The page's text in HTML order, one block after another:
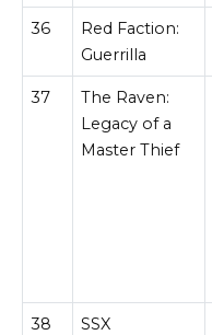
36
Red Faction:
Guerrilla
37
The Raven:
Legacy of a
Master Thief
38 SSX